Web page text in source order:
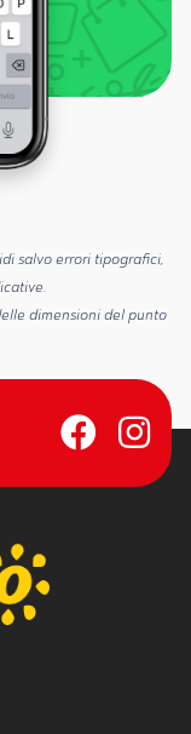
salvo errori tipografici,
dimensioni del punto